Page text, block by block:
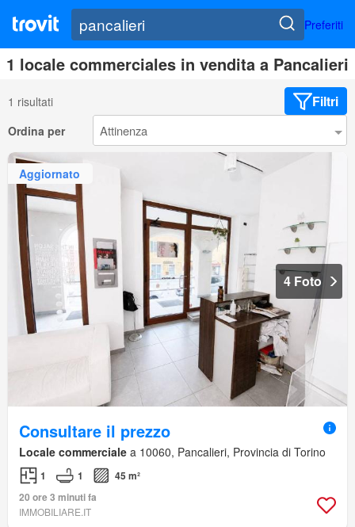
Preferiti
1 locale commerciales in vendita a Pancalieri
1 risultati Filtri
Ordina per
Aggiornato
4 Foto
Consultare il prezzo
Locale commerciale a 10060, Pancalieri, Provincia di Torino
1 1
45 m²
20 ore 3 minuti fa
IMMOBILIARE.IT